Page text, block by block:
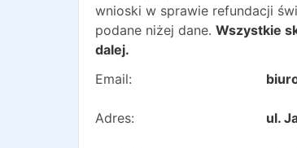
wnioski w sprawie refundacji
podane niżej dane. Wszystkie
dalej.
Email:
Adres: ul.